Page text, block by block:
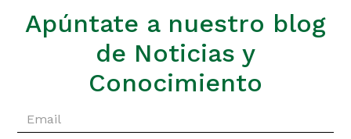
Apúntate a nuestro blog
de Noticias y
Conocimiento